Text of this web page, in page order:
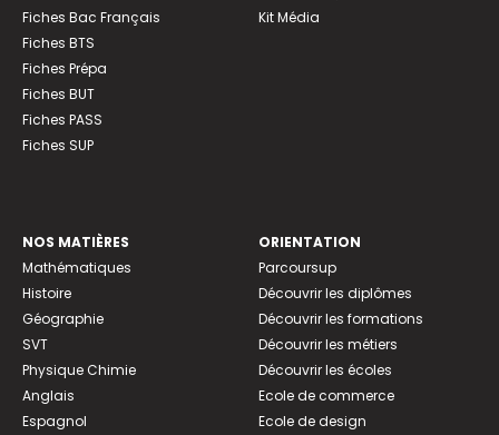
Fiches Bac Français
Fiches BTS
Fiches Prépa
Fiches BUT
Fiches PASS
Fiches SUP
Kit Média
NOS MATIÈRES
Mathématiques
Histoire
Géographie
SVT
Physique Chimie
Anglais
Espagnol
ORIENTATION
Parcoursup
Découvrir les diplômes
Découvrir les formations
Découvrir les métiers
Découvrir les écoles
Ecole de commerce
Ecole de design